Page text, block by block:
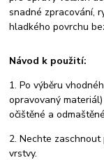
snadné zpracování,
hladkého povrchu
Návod k použití:
1. Po výběru
opravovaný
očištěné a
2. Nechte
vrstvy.